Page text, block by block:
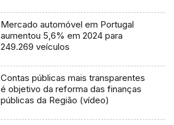
Mercado automóvel em Portugal
aumentou 5,6% em 2024 para
249.269 veículos
Contas públicas mais transparentes
é objetivo da reforma das finanças
públicas da Região (vídeo)